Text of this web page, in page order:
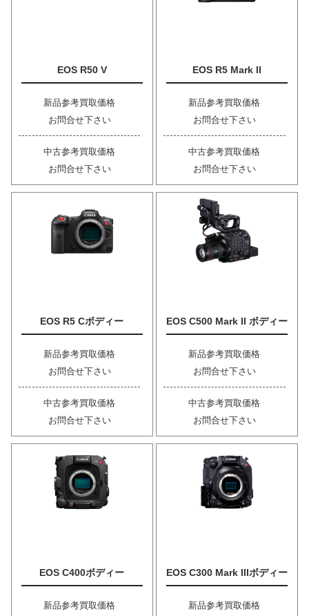
EOS R50 V
新品参考買取価格
お問合せ下さい
中古参考買取価格
お問合せ下さい
EOS R5 Mark II
新品参考買取価格
お問合せ下さい
中古参考買取価格
お問合せ下さい
EOS R5 Cボディー
新品参考買取価格
お問合せ下さい
中古参考買取価格
お問合せ下さい
EOS C500 Mark II ボディー
新品参考買取価格
お問合せ下さい
中古参考買取価格
お問合せ下さい
EOS C400ボディー
新品参考買取価格
EOS C300 Mark IIIボディー
新品参考買取価格